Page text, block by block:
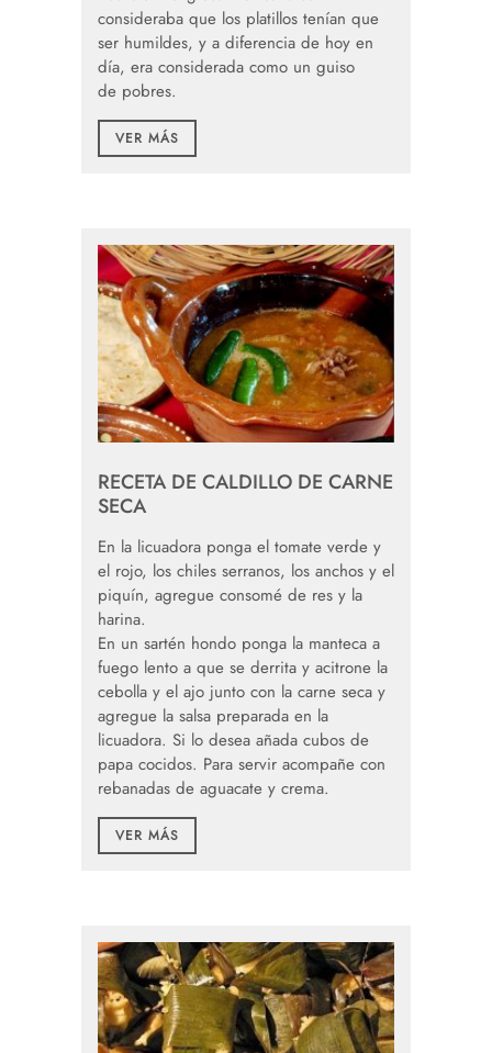
consideraba que los platillos tenían que
ser humildes, y a diferencia de hoy en
día, era considerada como un guiso
de pobres.
VER MÁS
RECETA DE CALDILLO DE CARNE
SECA
En la licuadora ponga el tomate verde y
el rojo, los chiles serranos, los anchos y el
piquín, agregue consomé de res y la
harina.
En un sartén hondo ponga la manteca a
fuego lento a que se derrita y acitrone la
cebolla y el ajo junto con la carne seca y
agregue la salsa preparada en la
licuadora. Si lo desea añada cubos de
papa cocidos. Para servir acompañe con
rebanadas de aguacate y crema.
VER MÁS